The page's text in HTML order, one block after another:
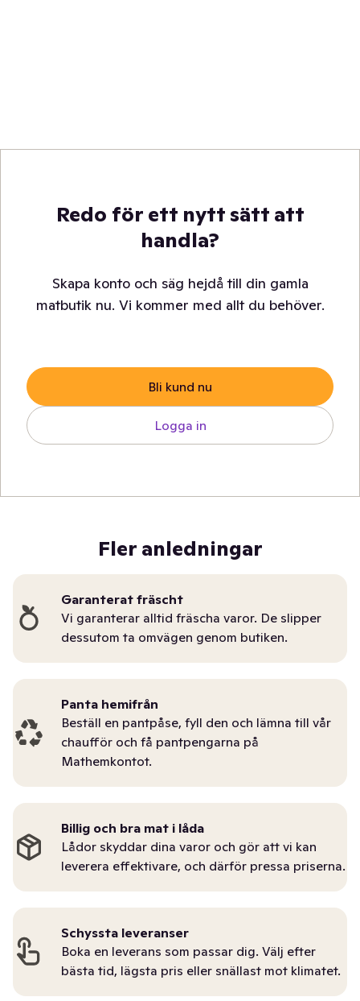
Redo för ett nytt sätt att
handla?
Skapa konto och säg hejdå till din gamla
matbutik nu. Vi kommer med allt du behöver.
Bli kund nu
Logga in
Fler anledningar
Garanterat fräscht
Vi garanterar alltid fräscha varor. De slipper
dessutom ta omvägen genom butiken.
Panta hemifrån
Beställ en pantpåse, fyll den och lämna till vår
chaufför och få pantpengarna på
Mathemkontot.
Billig och bra mat i låda
Lådor skyddar dina varor och gör att vi kan
leverera effektivare, och därför pressa priserna.
Schyssta leveranser
Boka en leverans som passar dig. Välj efter
bästa tid, lägsta pris eller snällast mot klimatet.